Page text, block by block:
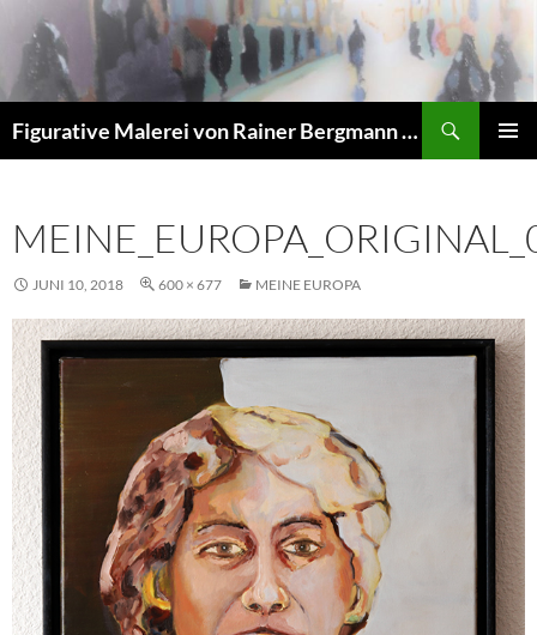
Inhalt
springen
Figurative Malerei von Rainer Bergmann M.A.
JUNI 10, 2018 600 × 677 MEINE EUROPA